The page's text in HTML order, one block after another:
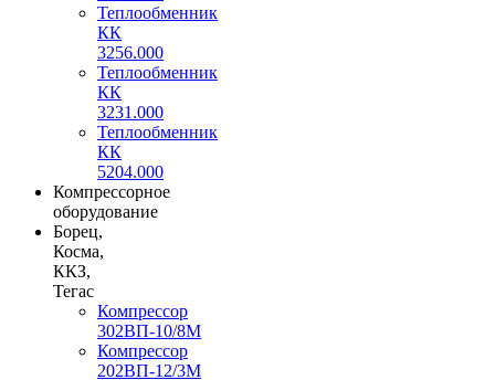
Теплообменник
КК
3256.000
Теплообменник
КК
3231.000
Теплообменник
КК
5204.000
Компрессорное
оборудование
Борец,
Косма,
ККЗ,
Тегас
Компрессор
302ВП-10/8М
Компрессор
202ВП-12/3М